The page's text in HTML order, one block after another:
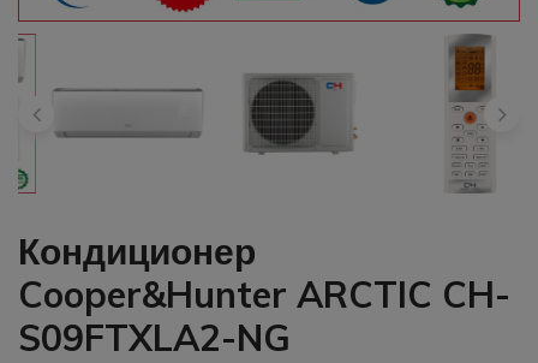
Кондиционер
Cooper&Hunter ARCTIC CH-
S09FTXLA2-NG